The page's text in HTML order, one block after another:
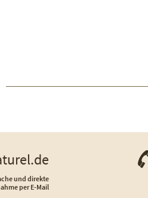
und direkte
per E-Mail